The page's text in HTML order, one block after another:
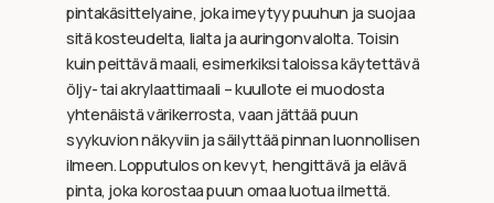
pintakäsittelyaine, joka imeytyy puuhun ja suojaa
sitä kosteudelta, lialta ja auringonvalolta. Toisin
kuin peittävä maali, esimerkiksi taloissa käytettävä
öljy- tai akrylaattimaali – kuullote ei muodosta
yhtenäistä värikerrosta, vaan jättää puun
syykuvion näkyviin ja säilyttää pinnan luonnollisen
ilmeen. Lopputulos on kevyt, hengittävä ja elävä
pinta, joka korostaa puun omaa luotua ilmettä.